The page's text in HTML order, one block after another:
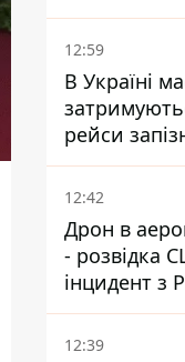
12:59
В Україні
рейси
понад 12
12:42
Дрон в
- розвідка
інцидент з
12:39